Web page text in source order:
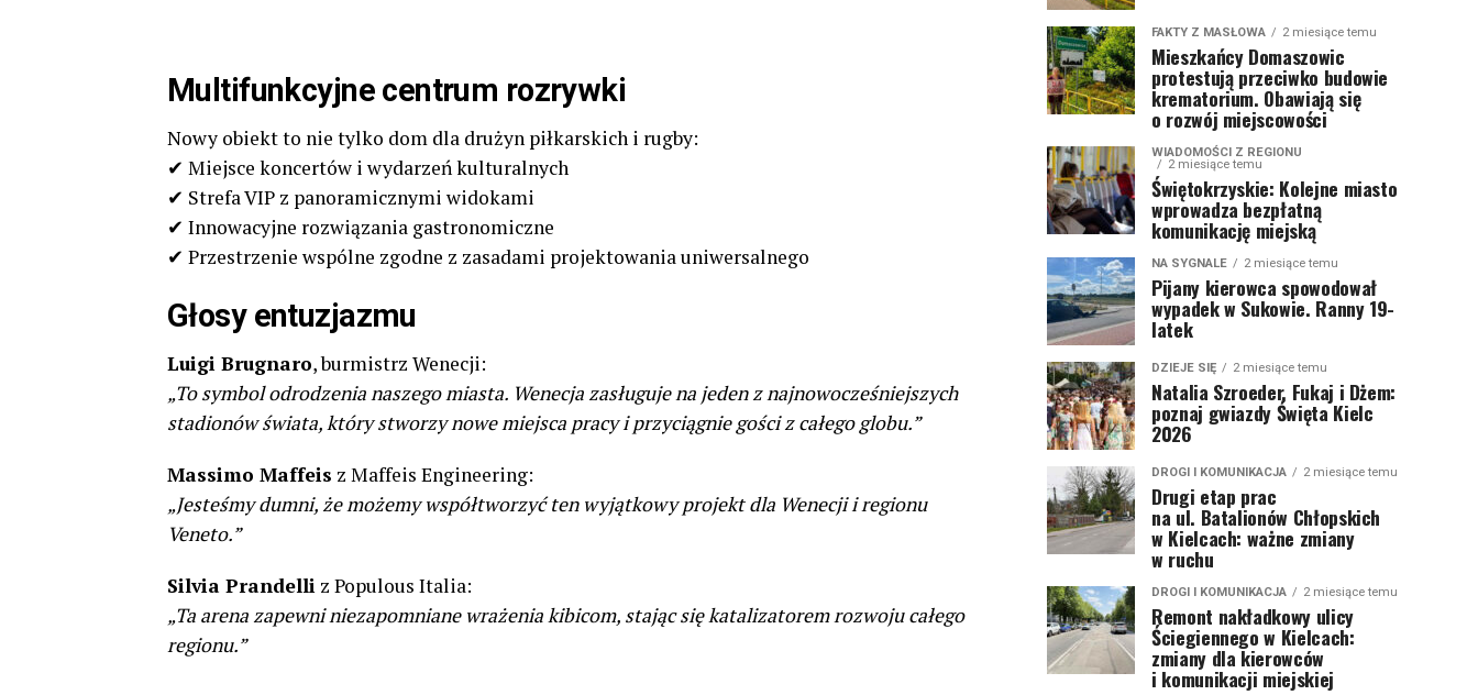
Multifunkcyjne centrum rozrywki
Nowy obiekt to nie tylko dom dla drużyn piłkarskich i rugby:
✔ Miejsce koncertów i wydarzeń kulturalnych
✔ Strefa VIP z panoramicznymi widokami
✔ Innowacyjne rozwiązania gastronomiczne
✔ Przestrzenie wspólne zgodne z zasadami projektowania uniwersalnego
Głosy entuzjazmu
Luigi Brugnaro, burmistrz Wenecji:
„To symbol odrodzenia naszego miasta. Wenecja zasługuje na jeden z najnowocześniejszych
stadionów świata, który stworzy nowe miejsca pracy i przyciągnie gości z całego globu.”
Massimo Maffeis z Maffeis Engineering:
„Jesteśmy dumni, że możemy współtworzyć ten wyjątkowy projekt dla Wenecji i regionu
Veneto.”
Silvia Prandelli z Populous Italia:
„Ta arena zapewni niezapomniane wrażenia kibicom, stając się katalizatorem rozwoju całego
regionu.”
FAKTY Z MASŁOWA 2 miesiące temu
Mieszkańcy Domaszowic
protestują przeciwko budowie
krematorium. Obawiają się
o rozwój miejscowości
WIADOMOŚCI Z REGIONU
2 miesiące temu
Świętokrzyskie: Kolejne miasto
wprowadza bezpłatną
komunikację miejską
NA SYGNALE 2 miesiące temu
Pijany kierowca spowodował
wypadek w Sukowie. Ranny 19-
latek
DZIEJE SIĘ 2 miesiące temu
Natalia Szroeder, Fukaj i Dżem:
poznaj gwiazdy Święta Kielc
2026
DROGI I KOMUNIKACJA 2 miesiące temu
Drugi etap prac
na ul. Batalionów Chłopskich
w Kielcach: ważne zmiany
w ruchu
DROGI I KOMUNIKACJA 2 miesiące temu
Remont nakładkowy ulicy
Ściegiennego w Kielcach:
zmiany dla kierowców
i komunikacji miejskiej